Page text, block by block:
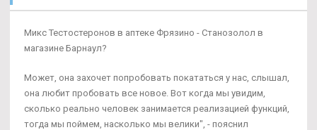
Микс Тестостеронов в аптеке Фрязино - Станозолол в
магазине Барнаул?
Может, она захочет попробовать покататься у нас, слышал,
она любит пробовать все новое. Вот когда мы увидим,
сколько реально человек занимается реализацией функций,
тогда мы поймем, насколько мы велики", - пояснил